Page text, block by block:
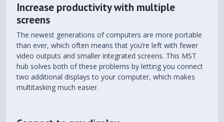
Increase productivity with multiple
screens
The newest generations of computers are more portable
than ever, which often means that you’re left with fewer
video outputs and smaller integrated screens. This MST
hub solves both of these problems by letting you connect
two additional displays to your computer, which makes
multitasking much easier.